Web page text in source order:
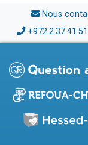
Nous